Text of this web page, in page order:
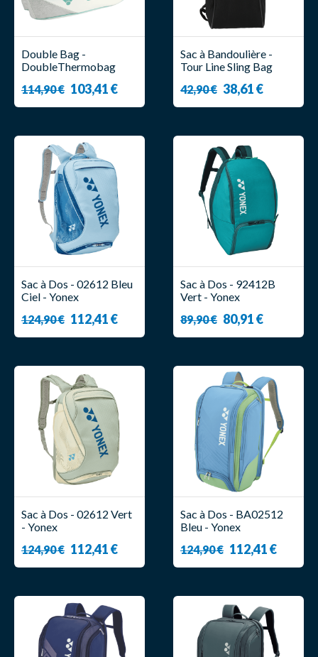
Double Bag -
DoubleThermobag
Victor
114,90 € 103,41 €
Sac à Bandoulière -
Tour Line Sling Bag
42,90 € 38,61 €
Sac à Dos - 02612 Bleu
Ciel - Yonex
124,90 € 112,41 €
Sac à Dos - 92412B
Vert - Yonex
89,90 € 80,91 €
Sac à Dos - 02612 Vert
- Yonex
124,90 € 112,41 €
Sac à Dos - BA02512
Bleu - Yonex
124,90 € 112,41 €